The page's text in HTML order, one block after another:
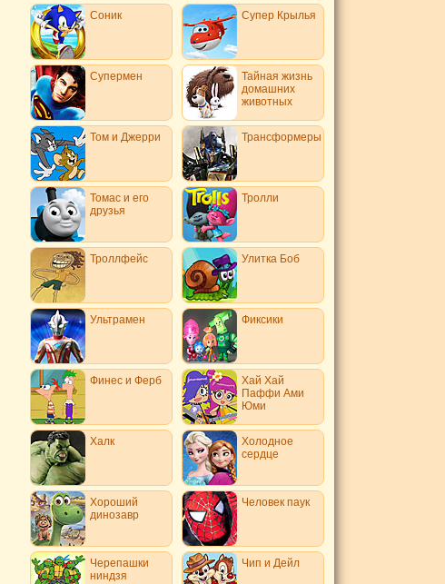
Соник Супер Крылья
Супермен
Тайная жизнь
домашних
животных
Том и Джерри Трансформеры
Томас и его
друзья
Тролли
Троллфейс Улитка Боб
Ультрамен Фиксики
Финес и Ферб
Хай Хай
Паффи Ами
Юми
Халк
Холодное
сердце
Хороший
динозавр
Человек паук
Черепашки
ниндзя
Чип и Дейл